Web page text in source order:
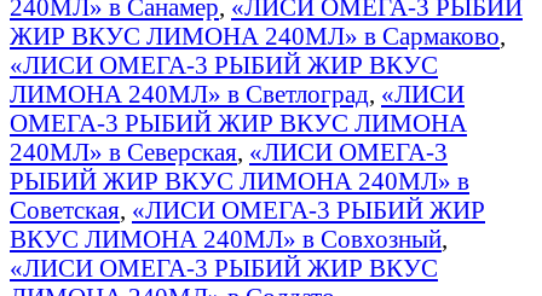
240МЛ» в Санамер, «ЛИСИ ОМЕГА-3 РЫБИЙ
ЖИР ВКУС ЛИМОНА 240МЛ» в Сармаково,
«ЛИСИ ОМЕГА-3 РЫБИЙ ЖИР ВКУС
ЛИМОНА 240МЛ» в Светлоград, «ЛИСИ
ОМЕГА-3 РЫБИЙ ЖИР ВКУС ЛИМОНА
240МЛ» в Северская, «ЛИСИ ОМЕГА-3
РЫБИЙ ЖИР ВКУС ЛИМОНА 240МЛ» в
Советская, «ЛИСИ ОМЕГА-3 РЫБИЙ ЖИР
ВКУС ЛИМОНА 240МЛ» в Совхозный,
«ЛИСИ ОМЕГА-3 РЫБИЙ ЖИР ВКУС